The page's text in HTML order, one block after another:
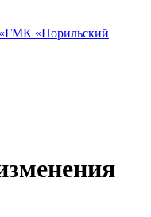
«Норильский